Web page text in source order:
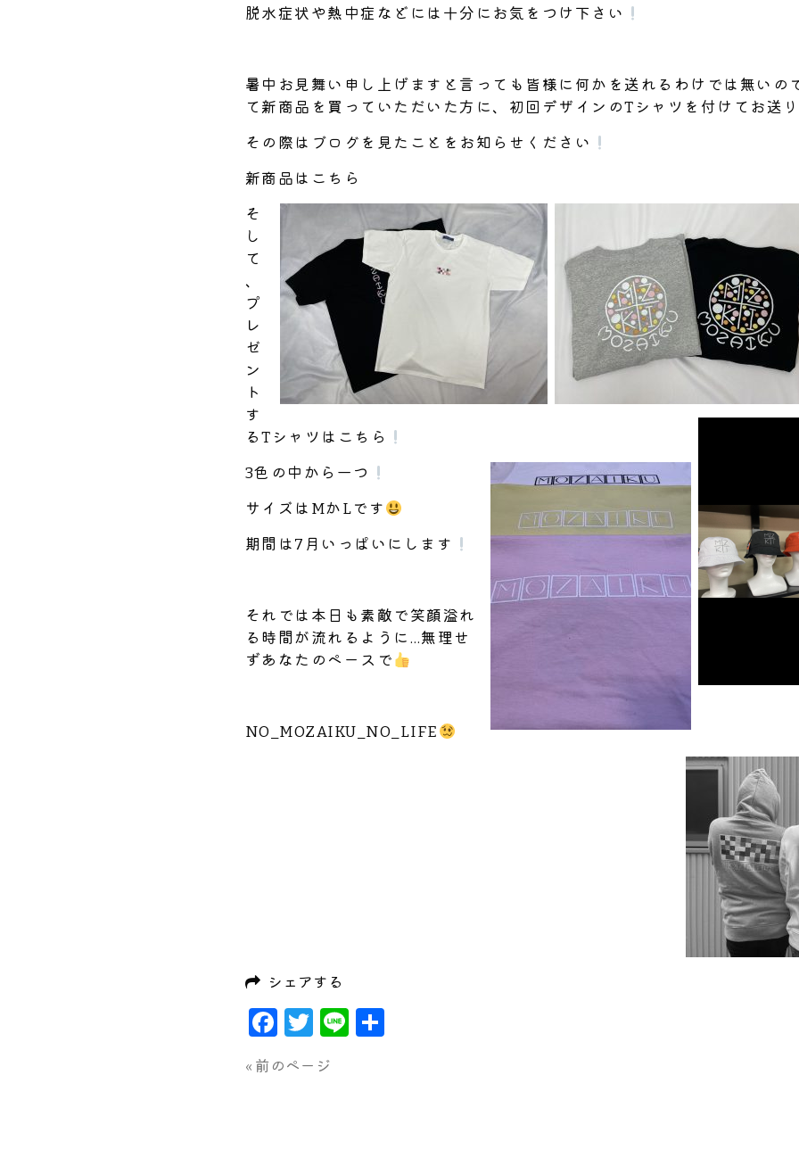
脱水症状や熱中症などには十分にお気をつけ下さい
暑中お見舞い申し上げますと言っても皆様に何かを送れるわけでは無いの
て新商品を買っていただいた方に、初回デザインのTシャツを付けてお送り
その際はブログを見たことをお知らせください
新商品はこちら
そ
し
て
、
プ
レ
ゼ
ン
ト
す
るTシャツはこちら
3色の中から一つ
サイズはMかLです
期間は7月いっぱいにします
それでは本日も素敵で笑顔溢れ
る時間が流れるように…無理せ
ずあなたのペースで
NO_MOZAIKU_NO_LIFE
シェアする
Facebook
Twitter
Line
« 前のページ